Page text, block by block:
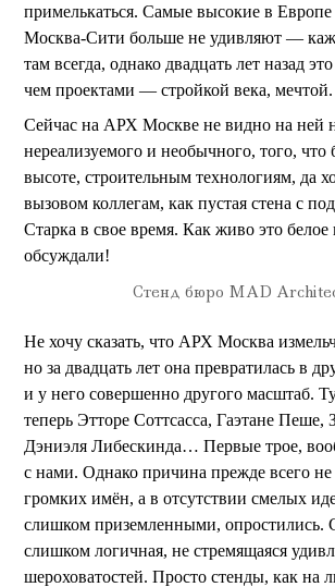
примелькаться. Самые высокие в
Москва-Сити больше не удивляют —
там всегда, однако двадцать лет назад
чем проектами — стройкой века, мечтой.
Сейчас на АРХ Москве не видно на ней
нереализуемого и необычного, того,
высоте, строительным технологиям, да
вызовом коллегам, как пустая стена с
Старка в свое время. Как живо это белое
обсуждали!
Стенд бюро MAD
Не хочу сказать, что АРХ Москва
но за двадцать лет она превратилась в
и у него совершенно другого масштаб.
теперь Этторе Соттсасса, Гаэтане Пеше,
Дэниэля Либескинда… Первые трое,
с нами. Однако причина прежде всего не
громких имён, а в отсутствии смелых
слишком приземленными, опростились.
слишком логичная, не стремящаяся
шероховатостей. Просто стенды, как на